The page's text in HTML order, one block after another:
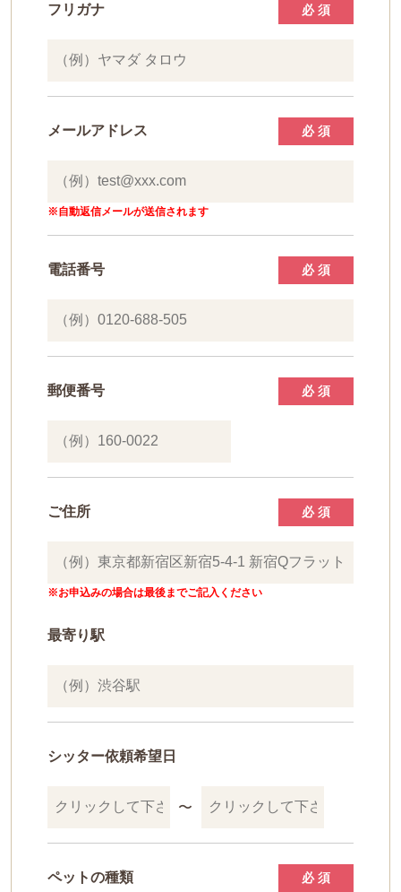
フリガナ 必 須
メールアドレス 必 須
※自動返信メールが送信されます
電話番号 必 須
郵便番号 必 須
ご住所 必 須
※お申込みの場合は最後までご記入ください
最寄り駅
シッター依頼希望日
〜
ペットの種類 必 須